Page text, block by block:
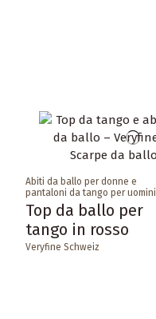
Abiti da ballo per donne e
pantaloni da tango per uomini
Top da ballo per
tango in rosso
Veryfine Schweiz